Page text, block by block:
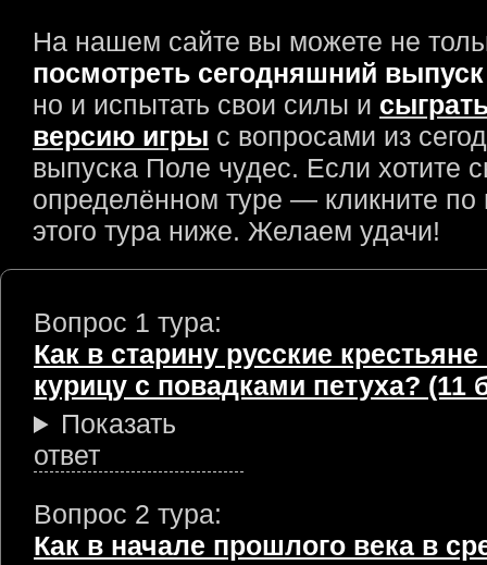
На нашем сайте вы можете не
посмотреть сегодняшний
но и испытать свои силы и
версию игры с вопросами из
выпуска Поле чудес. Если хотите
определённом туре — кликните по
этого тура ниже. Желаем удачи!
Вопрос 1 тура:
Как в старину русские
курицу с повадками петуха? (11
Показать
ответ
Вопрос 2 тура:
Как в начале прошлого века в